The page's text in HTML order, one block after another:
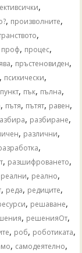
,
, произволните,
,
проф, процес,
, пръстеновиден,
, психически,
пункт, пък, пълна,
, пътя, пътят, равен,
, разбиране,
, различни,
,
, разшифроването,
реални, реално,
, реда, редиците,
, решаване,
, решенияОт,
, роб, роботиката,
, самодеятелно,